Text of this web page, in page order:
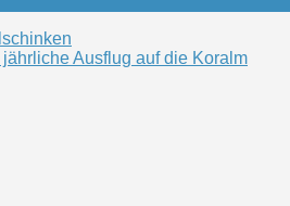
Ausflug auf die Koralm